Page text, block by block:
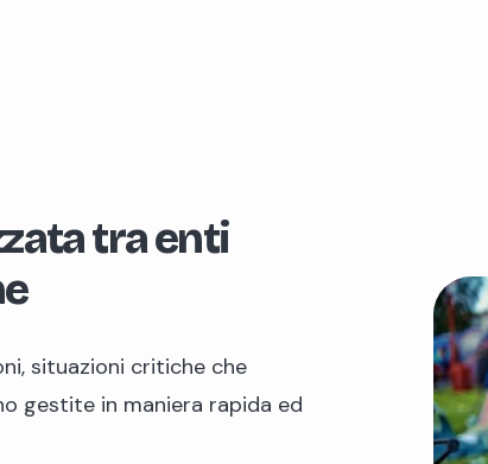
tra enti
situazioni critiche che
gestite in maniera rapida ed